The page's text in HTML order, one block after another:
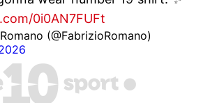
0i0AN7FUFt
(@FabrizioRomano)